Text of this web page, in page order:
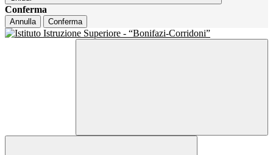
Conferma
Annulla Conferma